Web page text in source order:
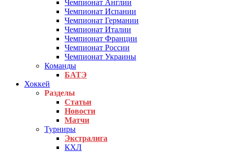
Чемпионат Англии
Чемпионат Испании
Чемпионат Германии
Чемпионат Италии
Чемпионат Франции
Чемпионат России
Чемпионат Украины
Команды
БАТЭ
Хоккей
Разделы
Статьи
Новости
Матчи
Турниры
Экстралига
КХЛ